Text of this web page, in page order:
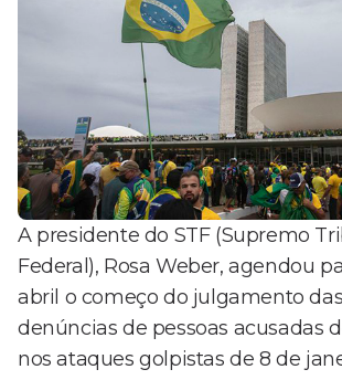
A presidente do STF (Supremo
Federal), Rosa Weber, agendou
abril o começo do julgamento
denúncias de pessoas acusadas
nos ataques golpistas de 8 de